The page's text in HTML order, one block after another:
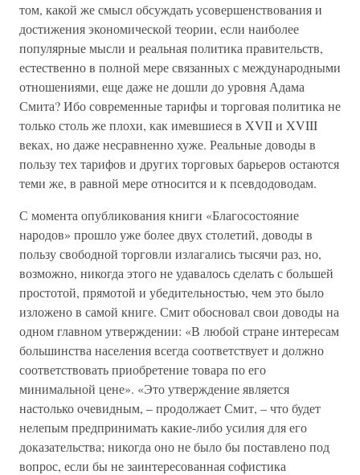
том, какой же смысл обсуждать усовершенствования и
достижения экономической теории, если наиболее
популярные мысли и реальная политика правительств,
естественно в полной мере связанных с международными
отношениями, еще даже не дошли до уровня Адама
Смита? Ибо современные тарифы и торговая политика не
только столь же плохи, как имевшиеся в XVII и XVIII
веках, но даже несравненно хуже. Реальные доводы в
пользу тех тарифов и других торговых барьеров остаются
теми же, в равной мере относится и к псевдодоводам.
С момента опубликования книги «Благосостояние
народов» прошло уже более двух столетий, доводы в
пользу свободной торговли излагались тысячи раз, но,
возможно, никогда этого не удавалось сделать с большей
простотой, прямотой и убедительностью, чем это было
изложено в самой книге. Смит обосновал свои доводы на
одном главном утверждении: «В любой стране интересам
большинства населения всегда соответствует и должно
соответствовать приобретение товара по его
минимальной цене». «Это утверждение является
настолько очевидным, – продолжает Смит, – что будет
нелепым предпринимать какие-либо усилия для его
доказательства; никогда оно не было бы поставлено под
вопрос, если бы не заинтересованная софистика